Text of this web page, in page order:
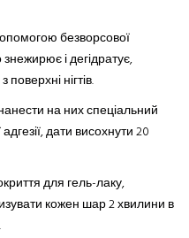
безворсової
і дегідратує,
нігтів.
на них спеціальний
дати висохнути 20
для гель-лаку,
кожен шар 2 хвилини в